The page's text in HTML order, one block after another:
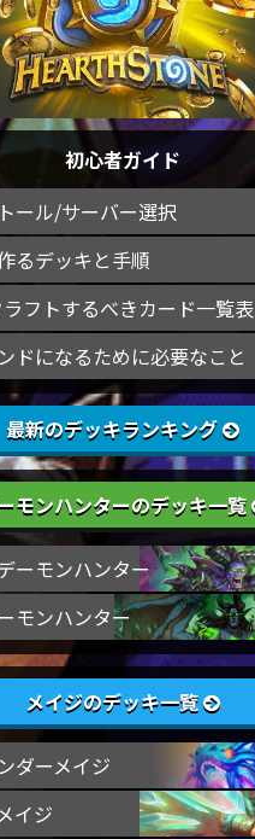
初心者ガイド
ール/サーバー選択
るデッキと手順
フトするべきカード一覧表
ドになるために必要なこと
最新のデッキランキング
モンハンターのデッキ一覧
ーモンハンター
モンハンター
メイジのデッキ一覧
ダーメイジ
イジ